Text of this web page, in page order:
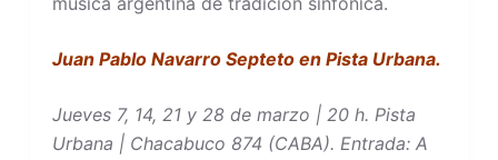
Juan Pablo Navarro Septeto en Pista Urbana.
Jueves 7, 14, 21 y 28 de marzo | 20 h. Pista
Urbana | Chacabuco 874 (CABA). Entrada: A